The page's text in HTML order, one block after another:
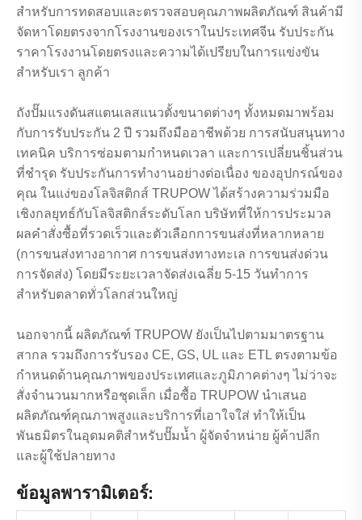
สำหรับการทดสอบและตรวจสอบคุณภาพผลิตภัณฑ์ สินค้ามี
จัดหาโดยตรงจากโรงงานของเราในประเทศจีน รับประกัน
ราคาโรงงานโดยตรงและความได้เปรียบในการแข่งขัน
สำหรับเรา ลูกค้า
ถังปั๊มแรงดันสแตนเลสแนวตั้งขนาดต่างๆ ทั้งหมดมาพร้อม
กับการรับประกัน 2 ปี รวมถึงมืออาชีพด้วย การสนับสนุนทาง
เทคนิค บริการซ่อมตามกำหนดเวลา และการเปลี่ยนชิ้นส่วน
ที่ชำรุด รับประกันการทำงานอย่างต่อเนื่อง ของอุปกรณ์ของ
คุณ ในแง่ของโลจิสติกส์ TRUPOW ได้สร้างความร่วมมือ
เชิงกลยุทธ์กับโลจิสติกส์ระดับโลก บริษัทที่ให้การประมวล
ผลคำสั่งซื้อที่รวดเร็วและตัวเลือกการขนส่งที่หลากหลาย
(การขนส่งทางอากาศ การขนส่งทางทะเล การขนส่งด่วน
การจัดส่ง) โดยมีระยะเวลาจัดส่งเฉลี่ย 5-15 วันทำการ
สำหรับตลาดทั่วโลกส่วนใหญ่
นอกจากนี้ ผลิตภัณฑ์ TRUPOW ยังเป็นไปตามมาตรฐาน
สากล รวมถึงการรับรอง CE, GS, UL และ ETL ตรงตามข้อ
กำหนดด้านคุณภาพของประเทศและภูมิภาคต่างๆ ไม่ว่าจะ
สั่งจำนวนมากหรือชุดเล็ก เมื่อซื้อ TRUPOW นำเสนอ
ผลิตภัณฑ์คุณภาพสูงและบริการที่เอาใจใส่ ทำให้เป็น
พันธมิตรในอุดมคติสำหรับปั๊มน้ำ ผู้จัดจำหน่าย ผู้ค้าปลีก
และผู้ใช้ปลายทาง
ข้อมูลพารามิเตอร์: